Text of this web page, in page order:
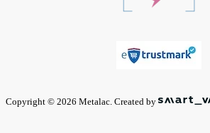
Copyright © 2026 Metalac. Created by